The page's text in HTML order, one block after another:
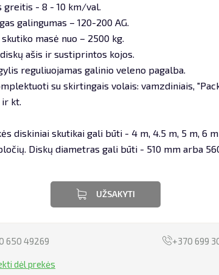
greitis - 8 - 10 km/val.
galingumas – 120-200 AG.
masė nuo – 2500 kg.
ašis ir sustiprintos kojos.
reguliuojamas galinio veleno pagalba.
su skirtingais volais: vamzdiniais,
kt.
diskiniai skutikai gali būti - 4 m, 4.5 m, 5 m, 6 m
Diskų diametras gali būti - 510 mm arba
UŽSAKYTI
650 49269 +370 699
dėl prekės